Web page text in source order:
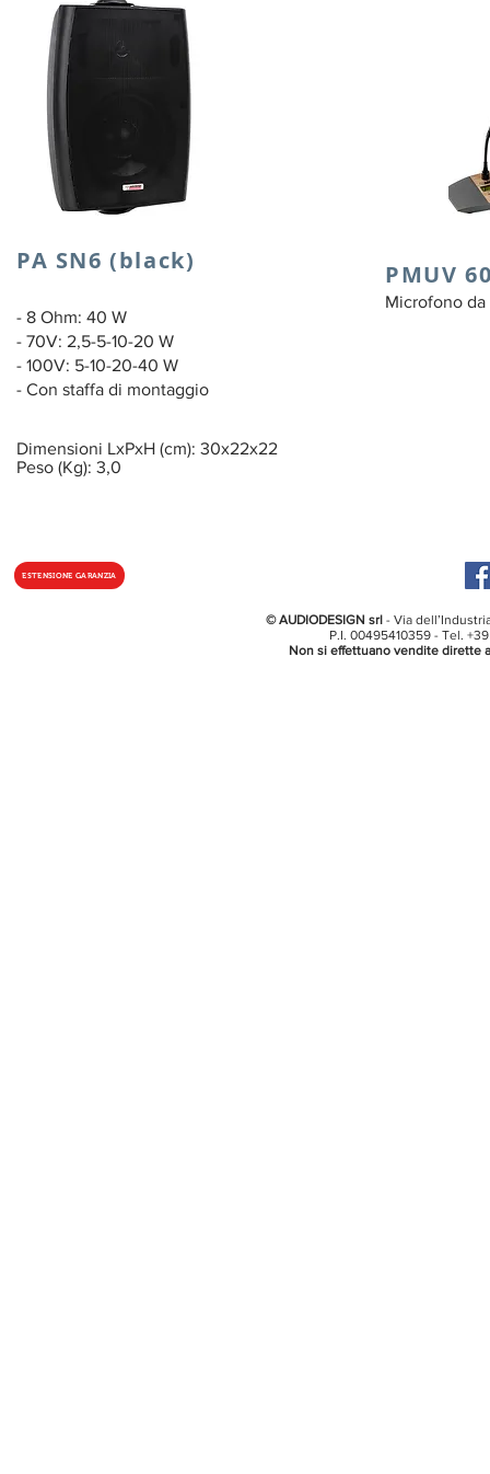
PA SN6 (black)
- 8 Ohm: 40 W
- 70V: 2,5-5-10-20 W
- 100V: 5-10-20-40 W
- Con staffa di montaggio
Dimensioni LxPxH (cm): 30x22x22
Peso (Kg): 3,0
PMUV
Microfono
ESTENSIONE GARANZIA
© AUDIODESIGN srl - Via
P.I. 00495410359 - Tel.
Non si effettuano vendite dirette